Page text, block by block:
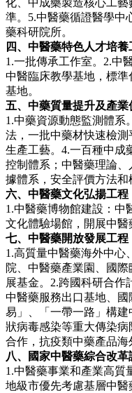
化、中成藥製造核心工
準。5.中醫藥循證醫學中
藥科研院所。
四、中醫藥特色人才培養
1.一批傳承工作室。2.中
中醫臨床教學基地，標
基地。
五、中藥質量提升及產業
1.中藥資源動態監測體系
法，一批中藥材快速檢測
生產工藝。4.一百種中成
控制體系；中醫藥理論
據體系，安全評價方法和
六、中醫藥文化弘揚工程
1.中醫藥博物館建設：中
文化體驗場館，開展中醫
七、中醫藥開放發展工程
1.高質量中醫藥海外中心
院、中醫藥產業園、國
展基金。2.跨國科研合作
中醫藥服務出口基地、
易」、「一帶一路」構
狀病毒感染等重大傳染
合作，抗疫類中藥產品海
八、國家中醫藥綜合改革
1.中醫藥事業和產業高質
地級市優先考慮基層中